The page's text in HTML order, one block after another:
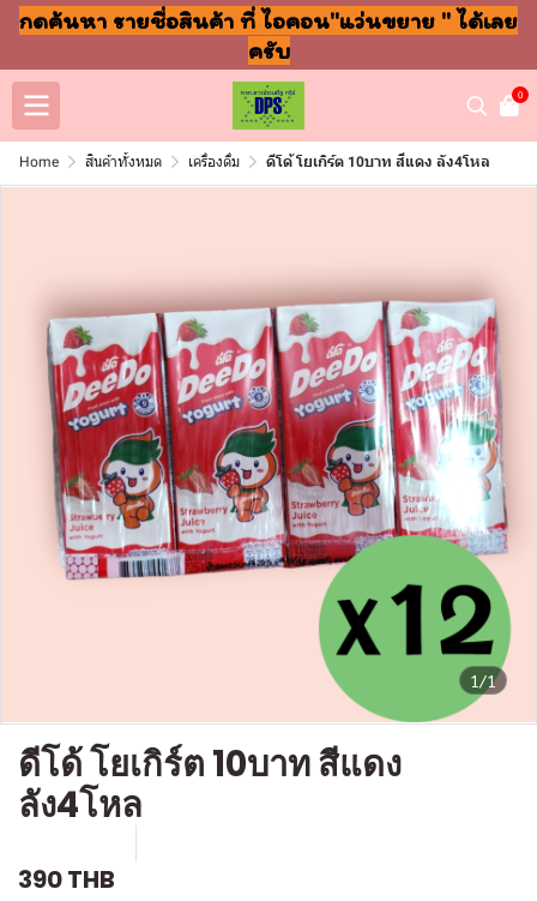
กดค้นหา รายชื่อสินค้า ที่ ไอคอน"แว่นขยาย " ได้เลย
ครับ
0
Home สินค้าทั้งหมด เครื่องดื่ม ดีโด้ โยเกิร์ต 10บาท สีแดง ลัง4โหล
1/1
ดีโด้ โยเกิร์ต 10บาท สีแดง
ลัง4โหล
390 THB